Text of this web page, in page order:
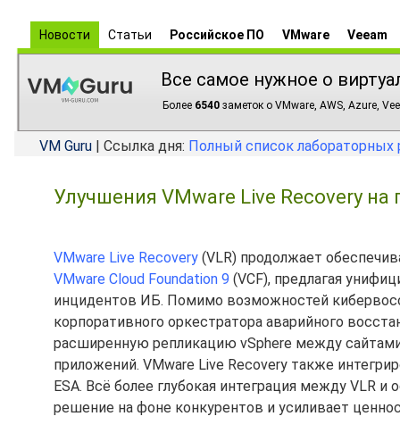
Новости Статьи Российское ПО VMware Veeam
Все самое нужное о
Более 6540 заметок о VMware, AWS, Azure,
VM Guru | Ссылка дня: Полный список лабораторных
Улучшения VMware Live Recovery
VMware Live Recovery (VLR) продолжает
VMware Cloud Foundation 9 (VCF), предлагая
инцидентов ИБ. Помимо возможностей
корпоративного оркестратора аварийного
расширенную репликацию vSphere между
приложений. VMware Live Recovery также
ESA. Всё более глубокая интеграция между VLR
решение на фоне конкурентов и усиливает